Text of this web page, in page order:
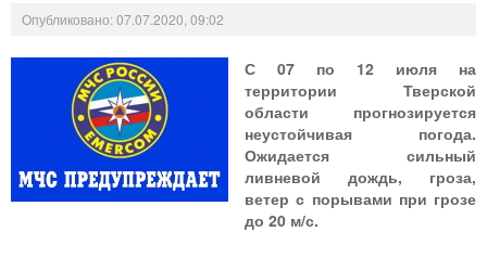
Опубликовано: 07.07.2020, 09:02
С 07 по 12 июля на
территории Тверской
области прогнозируется
неустойчивая погода.
Ожидается сильный
ливневой дождь, гроза,
ветер с порывами при грозе
до 20 м/с.